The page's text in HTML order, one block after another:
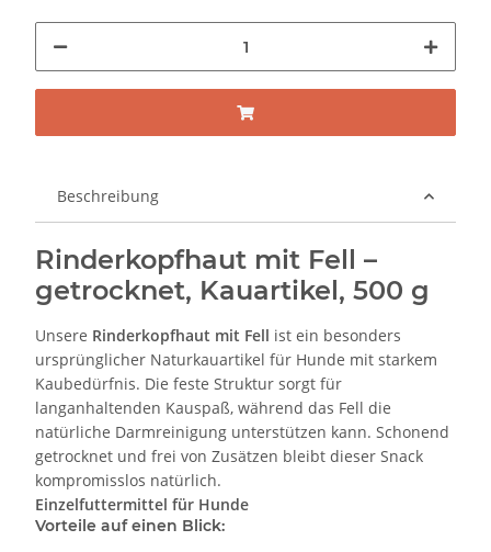
Beschreibung
Rinderkopfhaut mit Fell –
getrocknet, Kauartikel, 500 g
Unsere Rinderkopfhaut mit Fell ist ein besonders
ursprünglicher Naturkauartikel für Hunde mit starkem
Kaubedürfnis. Die feste Struktur sorgt für
langanhaltenden Kauspaß, während das Fell die
natürliche Darmreinigung unterstützen kann. Schonend
getrocknet und frei von Zusätzen bleibt dieser Snack
kompromisslos natürlich.
Einzelfuttermittel für Hunde
Vorteile auf einen Blick: